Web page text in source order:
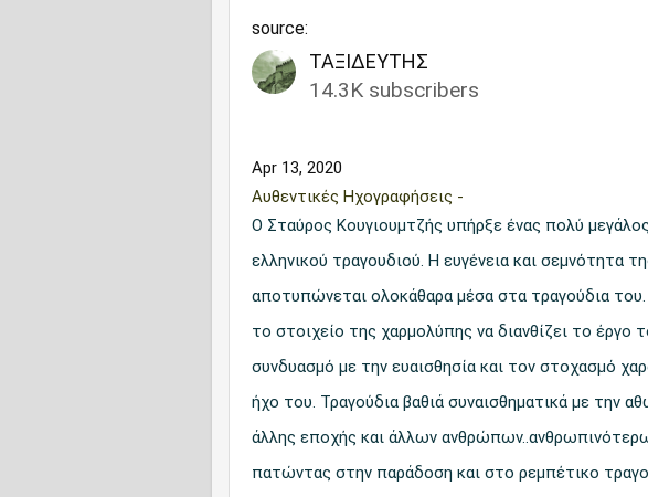
source:
ΤΑΞΙΔΕΥΤΗΣ
14.3K subscribers
Apr 13, 2020
Αυθεντικές Ηχογραφήσεις -
Ο Σταύρος Κουγιουμτζής υπήρξε ένας πολύ
ελληνικού τραγουδιού. Η ευγένεια και σεμνότητα
αποτυπώνεται ολοκάθαρα μέσα στα τραγούδια του.
το στοιχείο της χαρμολύπης να διανθίζει το έργο
συνδυασμό με την ευαισθησία και τον στοχασμό
ήχο του. Τραγούδια βαθιά συναισθηματικά με την
άλλης εποχής και άλλων
πατώντας στην παράδοση και στο ρεμπέτικο